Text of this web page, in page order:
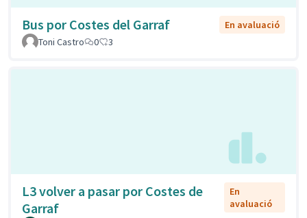
Bus por Costes del Garraf
En avaluació
Toni Castro
0 3
L3 volver a pasar por Costes de
Garraf
En
avaluació